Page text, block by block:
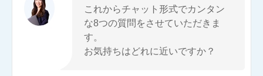
これからチャット形式でカンタン
な8つの質問をさせていただきま
す。
お気持ちはどれに近いですか？